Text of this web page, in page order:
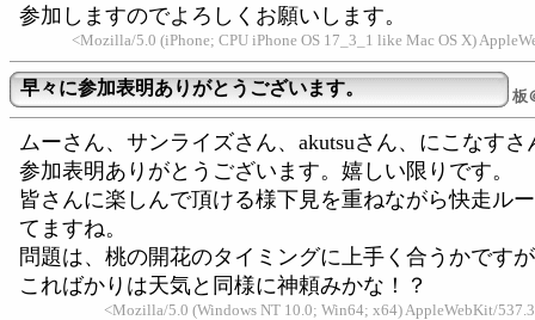
参加しますのでよろしくお願いします。
<Mozilla/5.0 (iPhone; CPU iPhone OS 17_3_1 like Mac OS X)
早々に参加表明ありがとうございます。 板
ムーさん、サンライズさん、akutsuさん、にこなすさ
参加表明ありがとうございます。嬉しい限りです。
皆さんに楽しんで頂ける様下見を重ねながら快走ル
てますね。
問題は、桃の開花のタイミングに上手く合うかです
こればかりは天気と同様に神頼みかな！？
<Mozilla/5.0 (Windows NT 10.0; Win64; x64) AppleWebKit/